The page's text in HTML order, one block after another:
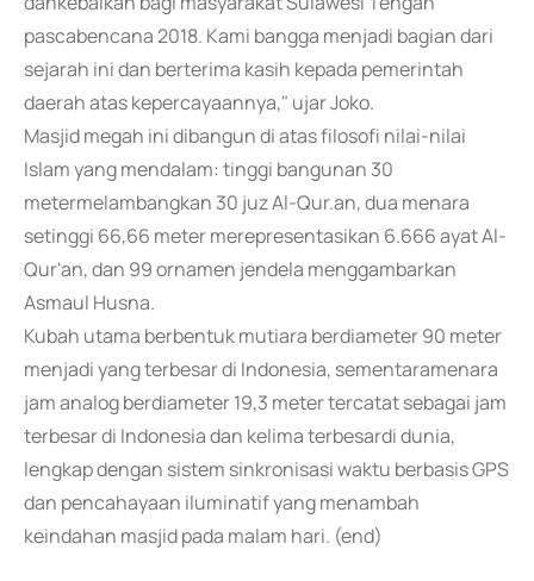
pascabencana 2018. Kami bangga menjadi bagian dari
sejarah ini dan berterima kasih kepada pemerintah
daerah atas kepercayaannya," ujar Joko.
Masjid megah ini dibangun di atas filosofi nilai-nilai
Islam yang mendalam: tinggi bangunan 30
metermelambangkan 30 juz Al-Qur.an, dua menara
setinggi 66,66 meter merepresentasikan 6.666 ayat Al-
Qur'an, dan 99 ornamen jendela menggambarkan
Asmaul Husna.
Kubah utama berbentuk mutiara berdiameter 90 meter
menjadi yang terbesar di Indonesia, sementaramenara
jam analog berdiameter 19,3 meter tercatat sebagai jam
terbesar di Indonesia dan kelima terbesardi dunia,
lengkap dengan sistem sinkronisasi waktu berbasis GPS
dan pencahayaan iluminatif yang menambah
keindahan masjid pada malam hari. (end)